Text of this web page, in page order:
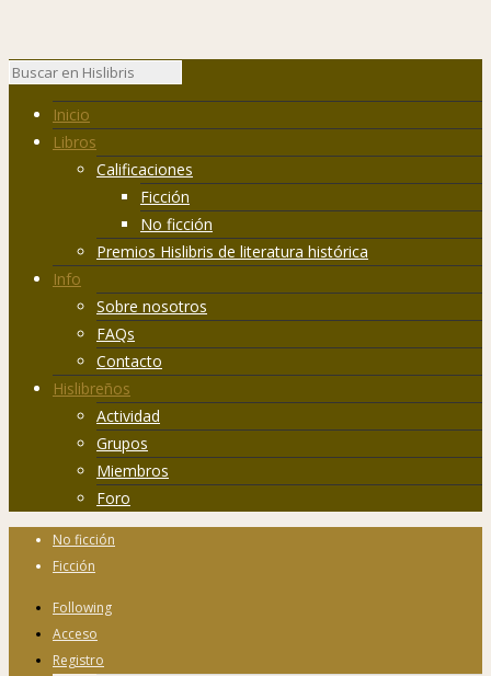
Inicio
Libros
Calificaciones
Ficción
No ficción
Premios Hislibris de literatura histórica
Info
Sobre nosotros
FAQs
Contacto
Hislibreños
Actividad
Grupos
Miembros
Foro
No ficción
Ficción
Following
Acceso
Registro